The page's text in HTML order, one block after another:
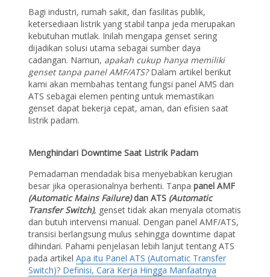
Bagi industri, rumah sakit, dan fasilitas publik,
ketersediaan listrik yang stabil tanpa jeda merupakan
kebutuhan mutlak. Inilah mengapa genset sering
dijadikan solusi utama sebagai sumber daya
cadangan. Namun, apakah cukup hanya memiliki
genset tanpa panel AMF/ATS?Dalam artikel berikut
kami akan membahas tentang fungsi panel AMS dan
ATS sebagai elemen penting untuk memastikan
genset dapat bekerja cepat, aman, dan efisien saat
listrik padam.
Menghindari Downtime Saat Listrik Padam
Pemadaman mendadak bisa menyebabkan kerugian
besar jika operasionalnya berhenti. Tanpapanel AMF
(Automatic Mains Failure)dan ATS (Automatic
Transfer Switch), genset tidak akan menyala otomatis
dan butuh intervensi manual. Dengan panel AMF/ATS,
transisi berlangsung mulus sehingga downtime dapat
dihindari. Pahami penjelasan lebih lanjut tentang ATS
pada artikelApa itu Panel ATS (Automatic Transfer
Switch)? Definisi, Cara Kerja Hingga Manfaatnya